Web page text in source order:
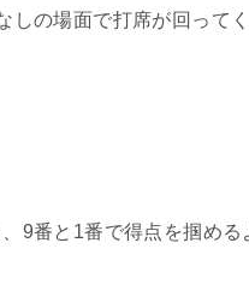
しの場面で打席が回って
9番と1番で得点を掴める